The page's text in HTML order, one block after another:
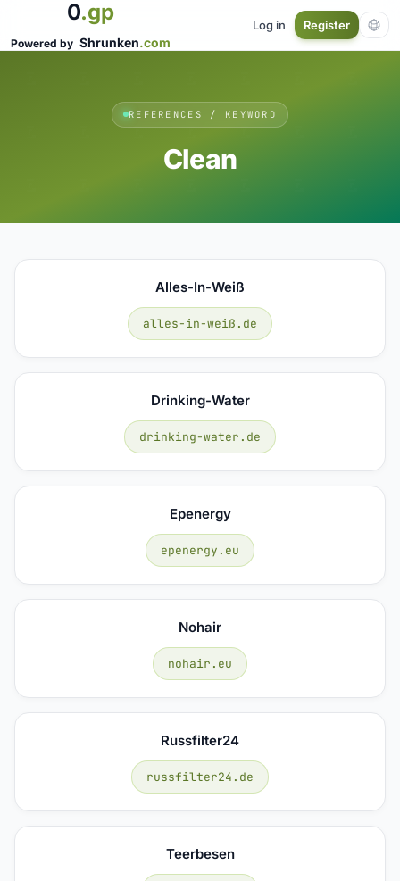
0.gp
Powered by Shrunken.com
Log in Register
REFERENCES / KEYWORD
Clean
Alles-In-Weiß
alles-in-weiß.de
Drinking-Water
drinking-water.de
Epenergy
epenergy.eu
Nohair
nohair.eu
Russfilter24
russfilter24.de
Teerbesen